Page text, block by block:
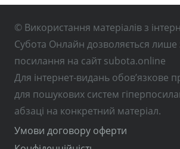
© Використання матеріалів з
Субота Онлайн дозволяється лише
посилання на сайт subota.online
Для інтернет-видань обов’язкове
для пошукових систем
абзаці на конкретний матеріал.
Умови договору оферти